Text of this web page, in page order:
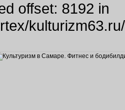
offset: 8192 in